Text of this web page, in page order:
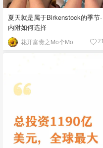
夏天就是属于Birkenstock的季节-
内附如何选择
花开富贵之Mo个Mo 21